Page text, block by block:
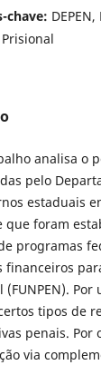
chave:
analisa o
pelo
estaduais
que foram
programas
financeiros
(FUNPEN).
tipos de
penais. Por
via